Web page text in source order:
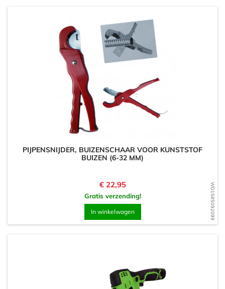
WD1585092099
PIJPENSNIJDER, BUIZENSCHAAR VOOR KUNSTSTOF
BUIZEN (6-32 MM)
Prijs
€ 22,95
Gratis verzending!
In winkelwagen